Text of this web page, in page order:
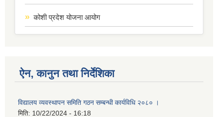
कोशी प्रदेश योजना आयोग
ऐन, कानुन तथा निर्देशिका
विद्यालय व्यवस्थापन समिति गठन सम्बन्धी कार्यविधि २०८० ।
मिति: 10/22/2024 - 16:18